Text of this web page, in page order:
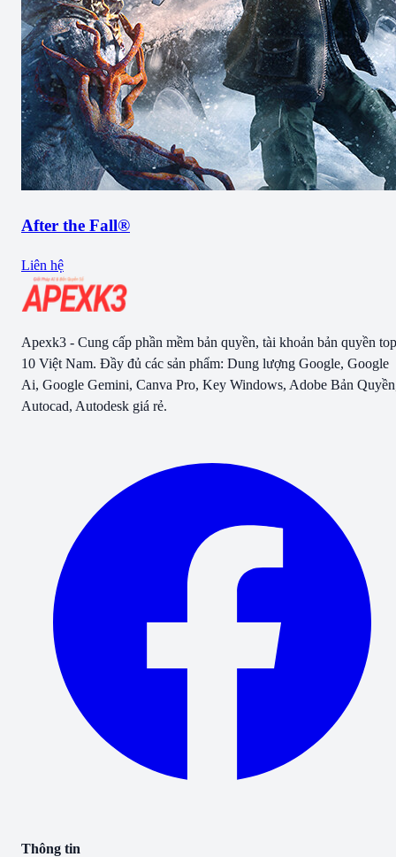
After the Fall®
Liên hệ
Apexk3 - Cung cấp phần mềm bản quyền, tài khoản bản quyền top
10 Việt Nam. Đầy đủ các sản phẩm: Dung lượng Google, Google
Ai, Google Gemini, Canva Pro, Key Windows, Adobe Bản
Autocad, Autodesk giá rẻ.
Thông tin